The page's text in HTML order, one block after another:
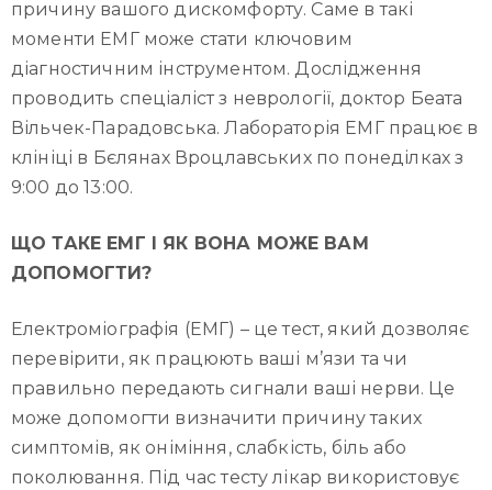
причину вашого дискомфорту. Саме в такі
моменти ЕМГ може стати ключовим
діагностичним інструментом. Дослідження
проводить спеціаліст з неврології, доктор Беата
Вільчек-Парадовська. Лабораторія ЕМГ працює в
клініці в Бєлянах Вроцлавських по понеділках з
9:00 до 13:00.
ЩО ТАКЕ ЕМГ І ЯК ВОНА МОЖЕ ВАМ
ДОПОМОГТИ?
Електроміографія (ЕМГ) – це тест, який дозволяє
перевірити, як працюють ваші м’язи та чи
правильно передають сигнали ваші нерви. Це
може допомогти визначити причину таких
симптомів, як оніміння, слабкість, біль або
поколювання. Під час тесту лікар використовує